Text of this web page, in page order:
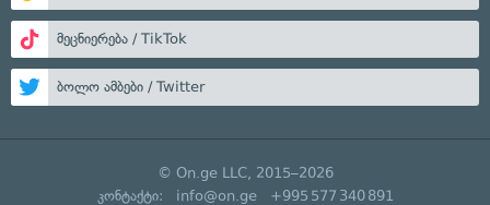
მეცნიერება / TikTok
ბოლო ამბები / Twitter
© On.ge LLC, 2015–2026
კონტაქტი: info@on.ge +995 577 340 891